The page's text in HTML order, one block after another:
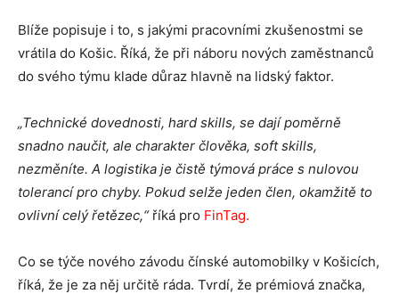
Blíže popisuje i to, s jakými pracovními zkušenostmi se
vrátila do Košic. Říká, že při náboru nových zaměstnanců
do svého týmu klade důraz hlavně na lidský faktor.
„Technické dovednosti, hard skills, se dají poměrně
snadno naučit, ale charakter člověka, soft skills,
nezměníte. A logistika je čistě týmová práce s nulovou
tolerancí pro chyby. Pokud selže jeden člen, okamžitě to
ovlivní celý řetězec,“říká pro FinTag.
Co se týče nového závodu čínské automobilky v Košicích,
říká, že je za něj určitě ráda. Tvrdí, že prémiová značka,